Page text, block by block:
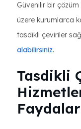
Güvenilir bir
üzere kurumlarca
tasdikli çeviriler
alabilirsiniz.
Tasdikli